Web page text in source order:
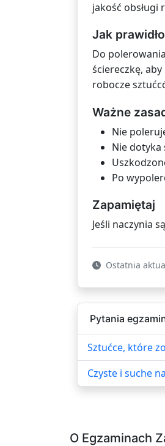
jakość obsługi
Jak
Do
ściereczkę,
robocze
Ważne
Nie
Nie dotyka
Po
Zapamiętaj
Jeśli naczynia
Ostatnia
Pytania
Sztućce, które
Czyste i suche
O Egzaminach